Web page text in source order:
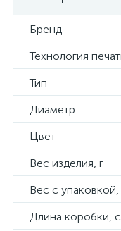
Бренд
Технология
Тип
Диаметр
Цвет
Вес изделия, г
Вес с упаковкой,
Длина коробки,